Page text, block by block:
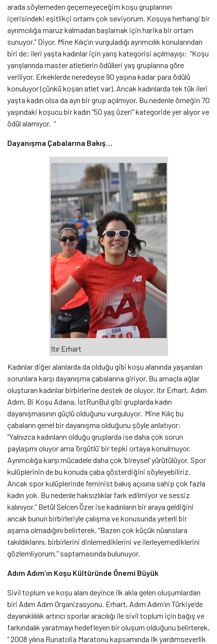
arada söylemeden geçemeyeceğim koşu gruplarının
içerisindeki eşitlikçi ortamı çok seviyorum. Koşuya herhangi bir
ayrımcılığa maruz kalmadan başlamak için harika bir ortam
sunuyor.” Diyor. Mine Kılıç’ın vurguladığı ayrımcılık konularından
biri de; ileri yaşta kadınlar için yarış kategorisi açılmayışı: “Koşu
yarışlarında master atletlerin ödülleri yaş gruplarına göre
veriliyor. Erkeklerde neredeyse 90 yaşına kadar para ödülü
konuluyor (çünkü koşan atlet var). Ancak kadınlarda tek tük ileri
yaşta kadın olsa da ayrı bir grup açılmıyor. Bu nedenle örneğin 70
yaşındaki koşucu bir kadın “50 yaş üzeri” kategoride yer alıyor ve
ödül alamıyor. “
Dayanışma Çabalarına Bakış…
Itır Erhart
Kadınlar diğer alanlarda da olduğu gibi koşu alanında yaşanılan
sorunlara karşı dayanışma çabalarına giriyor. Bu amaçla ağlar
oluşturan kadınlar birbirlerine destek de oluyor. Itır Erhart, Adım
Adım, Bi Koşu Adana, İstRunBul gibi gruplarda kadın
dayanışmasının güçlü olduğunu vurguluyor. Mine Kılıç bu
çabaların genel bir dayanışma olduğunu şöyle anlatıyor:
“Yalnızca kadınların olduğu gruplarda ise daha çok sorun
paylaşımı oluyor ama ‘örgütlü’ bir tepki ortaya konulmuyor.
Ayrımcılığa karşı mücadele daha çok ‘bireysel’ yürütülüyor. Spor
kulüplerinin de bu konuda çaba gösterdiğini söyleyebiliriz.
Ancak spor kulüplerinde feminist bakış açısına sahip çok fazla
kadın yok. Bu nedenle haksızlıklar fark edilmiyor ve sessiz
kalınıyor.” Betül Selcen Özer ise kadınların bir araya geldiğini
ancak bunun birbirleriyle çalışma ve konusunda yeterli bir
aşama olmadığını belirterek, “Bazen çok küçük nüanslara
takıldıklarını, birbirlerini dinlemediklerini ve ilerleyemediklerini
gözlemliyorum.” saptamasında bulunuyor.
Adım Adım’ın Koşu Kültüründe Önemi Büyük
Sivil toplum ve koşu alanı deyince ilk akla gelen oluşumlardan
biri Adım Adım Organizasyonu. Erhart, Adım Adım’ın Türkiye’de
dayanıklılılık artırıcı sporlar aracılığı ile sivil toplum için bağış ve
farkındalık yaratmayı hedefleyen bir oluşum olduğunu belirterek,
“ 2008 yılına Runatolia Maratonu kapsamında ilk yardımseverlik